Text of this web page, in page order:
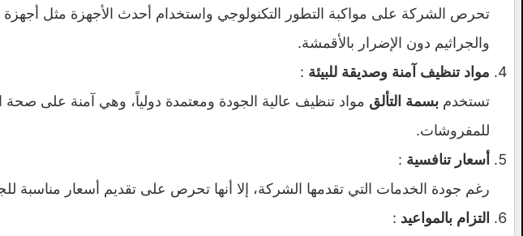
تحرص الشركة على مواكبة التطور التكنولوجي واستخدام أحدث الأجهزة مثل أجهزة
والجراثيم دون الإضرار بالأقمشة.
مواد تنظيف آمنة وصديقة للبيئة :
تستخدم بسمة التألق مواد تنظيف عالية الجودة ومعتمدة دولياً، وهي آمنة على صحة
للمفروشات.
أسعار تنافسية :
رغم جودة الخدمات التي تقدمها الشركة، إلا أنها تحرص على تقديم أسعار
التزام بالمواعيد :